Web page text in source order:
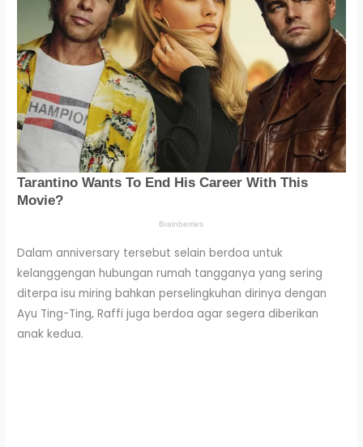
Dalam anniversary tersebut selain berdoa untuk
kelanggengan hubungan rumah tangganya yang sering
diterpa isu miring bahkan perselingkuhan dirinya dengan
Ayu Ting-Ting, Raffi juga berdoa agar segera diberikan
anak kedua.